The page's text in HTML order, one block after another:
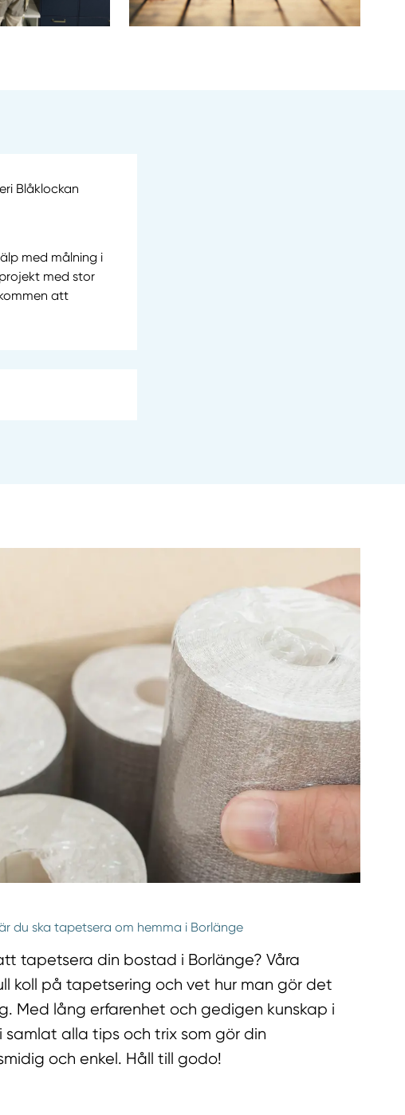
Blåklockan
med målning i
med stor
att
du ska tapetsera om hemma i Borlänge
tapetsera din bostad i Borlänge? Våra
koll på tapetsering och vet hur man gör det
Med lång erfarenhet och gedigen kunskap i
samlat alla tips och trix som gör din
och enkel. Håll till godo!